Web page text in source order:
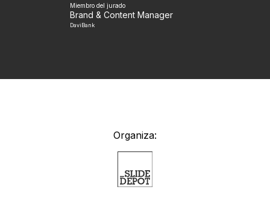
Miembro del jurado
Brand & Content Manager
DaviBank
Organiza: